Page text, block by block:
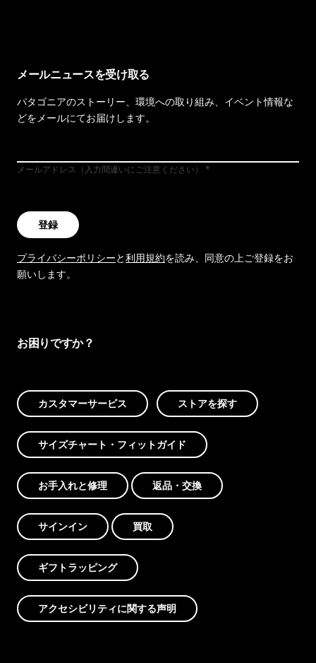
メールニュースを受け取る
パタゴニアのストーリー、環境への取り組み、イベント情報な
どをメールにてお届けします。
メールアドレス（入力間違いにご注意ください）
登録
プライバシーポリシーと利用規約を読み、同意の上ご登録をお
願いします。
お困りですか？
カスタマーサービス ストアを探す
サイズチャート・フィットガイド
お手入れと修理 返品・交換
サインイン 買取
ギフトラッピング
アクセシビリティに関する声明